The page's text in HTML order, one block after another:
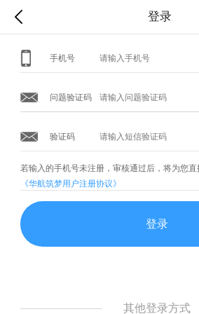
登录
手机号
问题验证码
验证码
若输入的手机号未注册，审核通过后，将为您直
《华航筑梦用户注册协议》
登录
其他登录方式